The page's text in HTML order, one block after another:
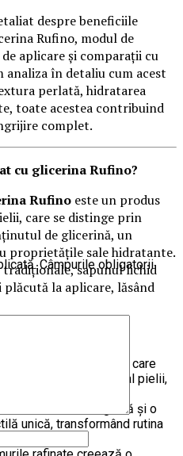
despre beneficiile
Rufino, modul de
aplicare și comparații cu
analiza în detaliu cum acest
perlată, hidratarea
toate acestea contribuind
complet.
cu glicerina Rufino?
Rufino este un produs
care se distinge prin
de glicerină, un
proprietățile sale hidratante.
tradiționale, sapunul lichid
la aplicare, lăsând
ingredient activ, care
optim de hidratare al pielii,
textură elegantă și o
unică, transformând rutina
răsfăț.
Câmpurile obligatorii